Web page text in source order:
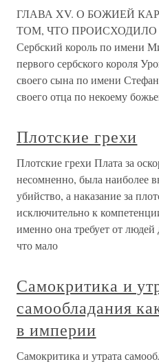
ГЛАВА XV. О БОЖИЕЙ
ТОМ, ЧТО ПРОИСХОДИЛО
Сербский король по имени
первого сербского короля
своего сына по имени
своего отца по некоему
Плотские грехи
Плотские грехи Плата за
несомненно, была наиболее
убийство, а наказание за
исключительно к
именно она требует от людей
что мало
Самокритика и
самообладания
в империи
Самокритика и утрата